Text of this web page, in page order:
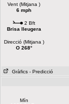
Vent (Mitjana )
6 mph
2 Bft
Brisa lleugera
Direcció (Mitjana )
O 268°
Gràfics - Predicció
Mín